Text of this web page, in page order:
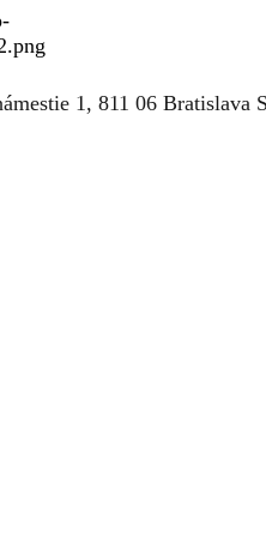
1, 811 06 Bratislava